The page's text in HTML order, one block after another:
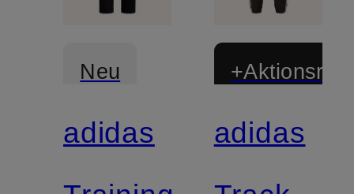
Neu
adidas
Zertifiziert
adidas